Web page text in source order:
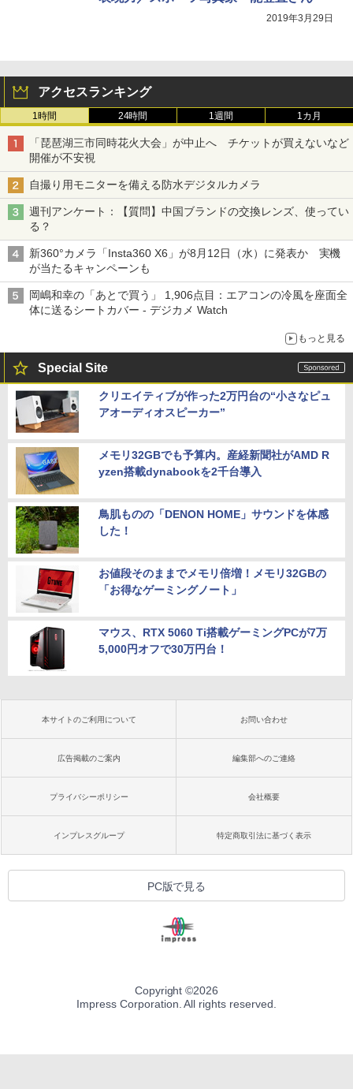
2019年3月29日
アクセスランキング
1時間 24時間 1週間 1カ月
「琵琶湖三市同時花火大会」が中止へ チケットが買えないなど
開催が不安視
自撮り用モニターを備える防水デジタルカメラ
週刊アンケート：【質問】中国ブランドの交換レンズ、使ってい
る？
新360°カメラ「Insta360 X6」が8月12日（水）に発表か 実機
が当たるキャンペーンも
岡嶋和幸の「あとで買う」 1,906点目：エアコンの冷風を座面全
体に送るシートカバー - デジカメ Watch
もっと見る
Special Site
クリエイティブが作った2万円台の“小さなピュ
アオーディオスピーカー”
メモリ32GBでも予算内。産経新聞社がAMD R
yzen搭載dynabookを2千台導入
鳥肌ものの「DENON HOME」サウンドを体感
した！
お値段そのままでメモリ倍増！メモリ32GBの
「お得なゲーミングノート」
マウス、RTX 5060 Ti搭載ゲーミングPCが7万
5,000円オフで30万円台！
本サイトのご利用について お問い合わせ
広告掲載のご案内 編集部へのご連絡
プライバシーポリシー 会社概要
インプレスグループ 特定商取引法に基づく表示
PC版で見る
Copyright ©2026
Impress Corporation. All rights reserved.